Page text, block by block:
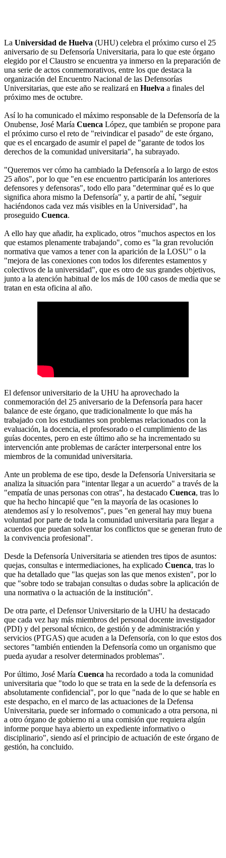
La Universidad de Huelva (UHU) celebra el próximo curso el 25
aniversario de su Defensoría Universitaria, para lo que este órgano
elegido por el Claustro se encuentra ya inmerso en la preparación de
una serie de actos conmemorativos, entre los que destaca la
organización del Encuentro Nacional de las Defensorías
Universitarias, que este año se realizará en Huelva a finales del
próximo mes de octubre.
Así lo ha comunicado el máximo responsable de la Defensoría de la
Onubense, José María Cuenca López, que también se propone para
el próximo curso el reto de "reivindicar el pasado" de este órgano,
que es el encargado de asumir el papel de "garante de todos los
derechos de la comunidad universitaria", ha subrayado.
"Queremos ver cómo ha cambiado la Defensoría a lo largo de estos
25 años", por lo que "en ese encuentro participarán los anteriores
defensores y defensoras", todo ello para "determinar qué es lo que
significa ahora mismo la Defensoría" y, a partir de ahí, "seguir
haciéndonos cada vez más visibles en la Universidad", ha
proseguido Cuenca.
A ello hay que añadir, ha explicado, otros "muchos aspectos en los
que estamos plenamente trabajando", como es "la gran revolución
normativa que vamos a tener con la aparición de la LOSU" o la
"mejora de las conexiones con todos los diferentes estamentos y
colectivos de la universidad", que es otro de sus grandes objetivos,
junto a la atención habitual de los más de 100 casos de media que se
tratan en esta oficina al año.
El defensor universitario de la UHU ha aprovechado la
conmemoración del 25 aniversario de la Defensoría para hacer
balance de este órgano, que tradicionalmente lo que más ha
trabajado con los estudiantes son problemas relacionados con la
evaluación, la docencia, el profesorado o el cumplimiento de las
guías docentes, pero en este último año se ha incrementado su
intervención ante problemas de carácter interpersonal entre los
miembros de la comunidad universitaria.
Ante un problema de ese tipo, desde la Defensoría Universitaria se
analiza la situación para "intentar llegar a un acuerdo" a través de la
"empatía de unas personas con otras", ha destacado Cuenca, tras lo
que ha hecho hincapié que "en la mayoría de las ocasiones lo
atendemos así y lo resolvemos", pues "en general hay muy buena
voluntad por parte de toda la comunidad universitaria para llegar a
acuerdos que puedan solventar los conflictos que se generan fruto de
la convivencia profesional".
Desde la Defensoría Universitaria se atienden tres tipos de asuntos:
quejas, consultas e intermediaciones, ha explicado Cuenca, tras lo
que ha detallado que "las quejas son las que menos existen", por lo
que "sobre todo se trabajan consultas o dudas sobre la aplicación de
una normativa o la actuación de la institución".
De otra parte, el Defensor Universitario de la UHU ha destacado
que cada vez hay más miembros del personal docente investigador
(PDI) y del personal técnico, de gestión y de administración y
servicios (PTGAS) que acuden a la Defensoría, con lo que estos dos
sectores "también entienden la Defensoría como un organismo que
pueda ayudar a resolver determinados problemas".
Por último, José María Cuenca ha recordado a toda la comunidad
universitaria que "todo lo que se trata en la sede de la defensoría es
absolutamente confidencial", por lo que "nada de lo que se hable en
este despacho, en el marco de las actuaciones de la Defensa
Universitaria, puede ser informado o comunicado a otra persona, ni
a otro órgano de gobierno ni a una comisión que requiera algún
informe porque haya abierto un expediente informativo o
disciplinario", siendo así el principio de actuación de este órgano de
gestión, ha concluido.